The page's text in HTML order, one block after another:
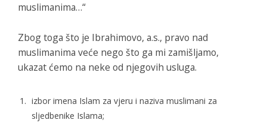
muslimanima…“
Zbog toga što je Ibrahimovo, a.s., pravo nad
muslimanima veće nego što ga mi zamišljamo,
ukazat ćemo na neke od njegovih usluga.
izbor imena Islam za vjeru i naziva muslimani za
sljedbenike Islama;